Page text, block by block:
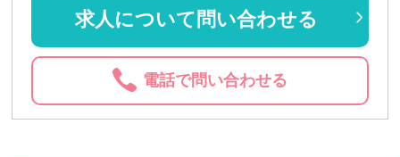
求人について問い合わせる
電話で問い合わせる